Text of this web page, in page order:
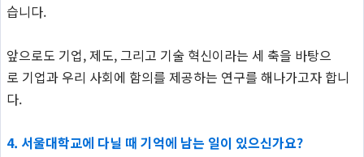
습니다.
앞으로도 기업, 제도, 그리고 기술 혁신이라는 세 축을 바탕으
로 기업과 우리 사회에 함의를 제공하는 연구를 해나가고자 합니
다.
4. 서울대학교에 다닐 때 기억에 남는 일이 있으신가요?